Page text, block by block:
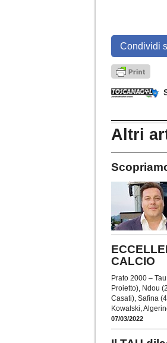
Condividi
Altri
CALCIO
Prato 2000 –
Proietto), Ndou
Casati), Safina
Kowalski,
07/03/2022